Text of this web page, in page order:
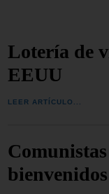
Lotería de
EEUU
LEER ARTÍCULO...